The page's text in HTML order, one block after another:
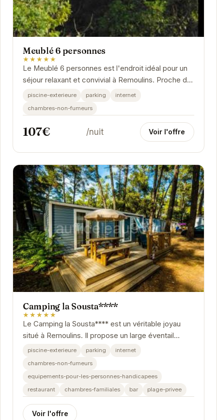
Meublé 6 personnes
★★★★★
Le Meublé 6 personnes est l'endroit idéal pour un
séjour relaxant et convivial à Remoulins. Proche du
Pont du Gard et d'autres sites touristiques...
piscine-exterieure parking
internet
chambres-non-fumeurs
107€ /nuit Voir l'offre
Camping la Sousta****
★★★★★
Le Camping la Sousta**** est un véritable joyau
situé à Remoulins. Il propose un large éventail
d'équipements et d'activités pour satisfaire...
piscine-exterieure parking
internet
chambres-non-fumeurs
equipements-pour-les-personnes-handicapees
restaurant
chambres-familiales bar plage-privee
Voir l'offre